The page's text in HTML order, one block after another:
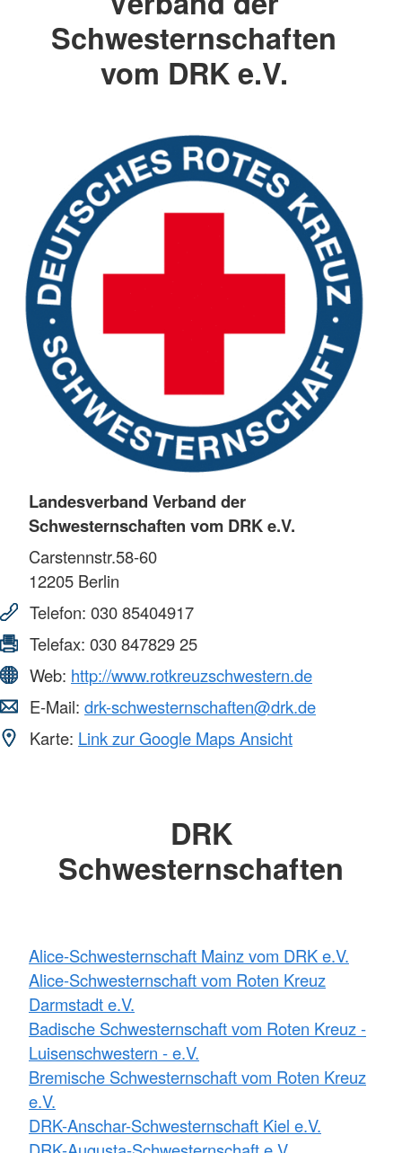
Schwesternschaften
vom DRK e.V.
Landesverband Verband der
Schwesternschaften vom DRK e.V.
Carstennstr.58-60
12205 Berlin
Telefon: 030 85404917
Telefax: 030 847829 25
Web: http://www.rotkreuzschwestern.de
E-Mail: drk-schwesternschaften@drk.de
Karte: Link zur Google Maps Ansicht
DRK
Schwesternschaften
Alice-Schwesternschaft Mainz vom DRK e.V.
Alice-Schwesternschaft vom Roten Kreuz
Darmstadt e.V.
Badische Schwesternschaft vom Roten Kreuz -
Luisenschwestern - e.V.
Bremische Schwesternschaft vom Roten Kreuz
e.V.
DRK-Anschar-Schwesternschaft Kiel e.V.